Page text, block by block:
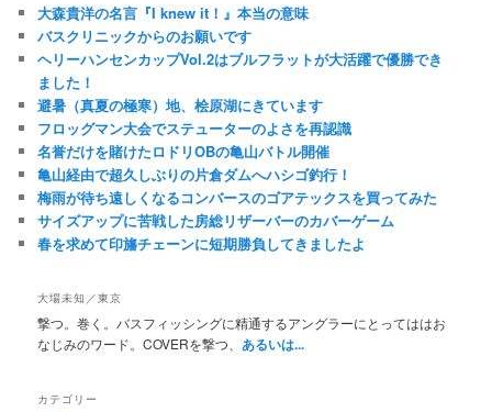
大森貴洋の名言『I knew it！』本当の意味
バスクリニックからのお願いです
ヘリーハンセンカップVol.2はブルフラットが大活躍で優勝でき
ました！
避暑（真夏の極寒）地、桧原湖にきています
フロッグマン大会でステューターのよさを再認識
名誉だけを賭けたロドリOBの亀山バトル開催
亀山経由で超久しぶりの片倉ダムへハシゴ釣行！
梅雨が待ち遠しくなるコンバースのゴアテックスを買ってみた
サイズアップに苦戦した房総リザーバーのカバーゲーム
春を求めて印旛チェーンに短期勝負してきましたよ
大場未知／東京
撃つ。巻く。バスフィッシングに精通するアングラーにとってははお
なじみのワード。COVERを撃つ、 あるいは...
カテゴリー